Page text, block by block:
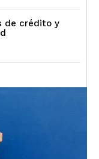
de crédito y